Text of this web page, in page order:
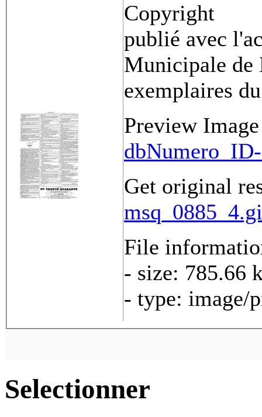
Copyright
publié avec
Municipale de
exemplaires
Preview Image
Get original
File
- size: 785.66
- type: image/
Selectionner